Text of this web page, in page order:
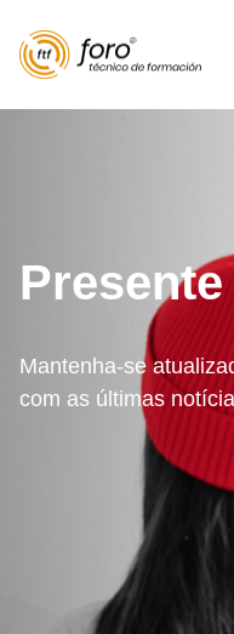
Presente
Mantenha-se
com as últimas